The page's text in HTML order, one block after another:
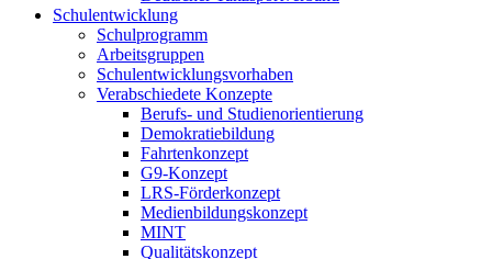
Schulentwicklung
Schulprogramm
Arbeitsgruppen
Schulentwicklungsvorhaben
Verabschiedete Konzepte
Berufs- und Studienorientierung
Demokratiebildung
Fahrtenkonzept
G9-Konzept
LRS-Förderkonzept
Medienbildungskonzept
MINT
Qualitätskonzept